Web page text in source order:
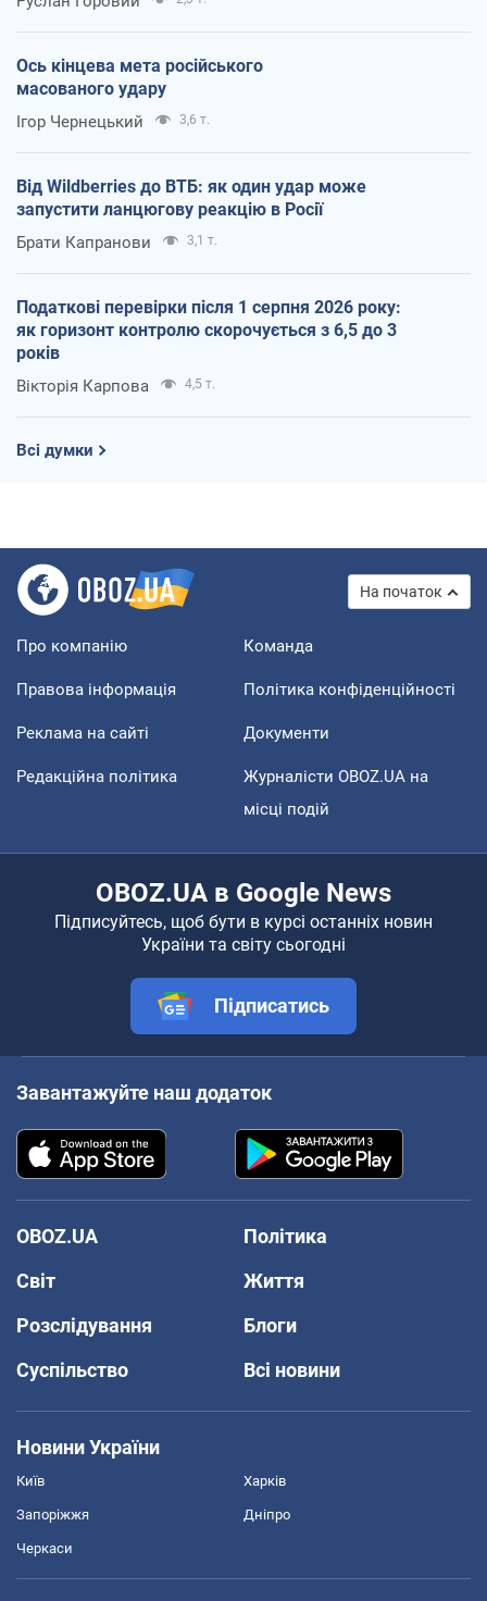
Ось кінцева мета російського
масованого удару
Ігор Чернецький 3,6 т.
Від Wildberries до ВТБ: як один удар може
запустити ланцюгову реакцію в Росії
Брати Капранови 3,1 т.
Податкові перевірки після 1 серпня 2026 року:
як горизонт контролю скорочується з 6,5 до 3
років
Вікторія Карпова 4,5 т.
Всі думки
На початок
Про компанію Команда
Правова інформація Політика конфіденційності
Реклама на сайті Документи
Редакційна політика
Журналісти OBOZ.UA на
місці подій
OBOZ.UA в Google News
Підписуйтесь, щоб бути в курсі останніх новин
України та світу сьогодні
Підписатись
Завантажуйте наш додаток
OBOZ.UA
Політика
Світ
Життя
Розслідування
Блоги
Суспільство
Всі новини
Новини України
Київ Харків
Запоріжжя Дніпро
Черкаси